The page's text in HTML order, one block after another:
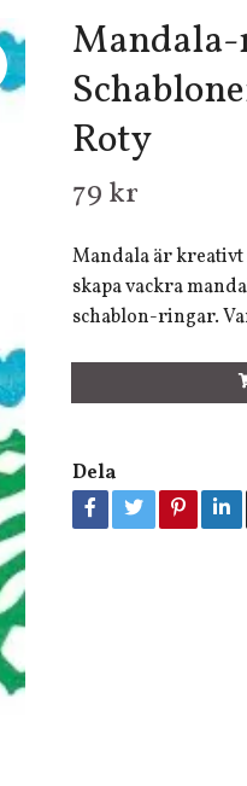
Roty
79 kr
Mandala är
skapa vackra
schablon-ringar.
Dela